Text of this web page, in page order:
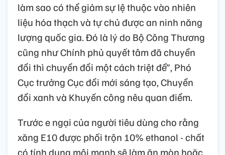
làm sao có thể giảm sự lệ thuộc vào nhiên
liệu hóa thạch và tự chủ được an ninh năng
lượng quốc gia. Đó là lý do Bộ Công Thương
cũng như Chính phủ quyết tâm đã chuyển
đổi thì chuyển đổi một cách triệt để”, Phó
Cục trưởng Cục đổi mới sáng tạo, Chuyển
đổi xanh và Khuyến công nêu quan điểm.
Trước e ngại của người tiêu dùng cho rằng
xăng E10 được phối trộn 10% ethanol - chất
có tính dung môi mạnh sẽ làm ăn mòn hoặc